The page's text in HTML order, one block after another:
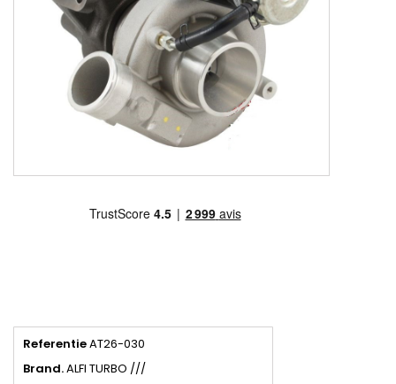
ReferentieAT26-030
Brand.ALFI TURBO ///